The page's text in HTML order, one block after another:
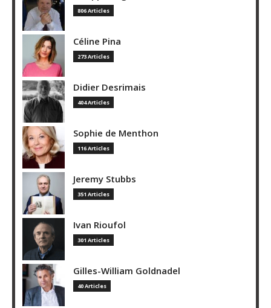
806 Articles
Céline Pina
273 Articles
Didier Desrimais
404 Articles
Sophie de Menthon
116 Articles
Jeremy Stubbs
351 Articles
Ivan Rioufol
301 Articles
Gilles-William Goldnadel
40 Articles